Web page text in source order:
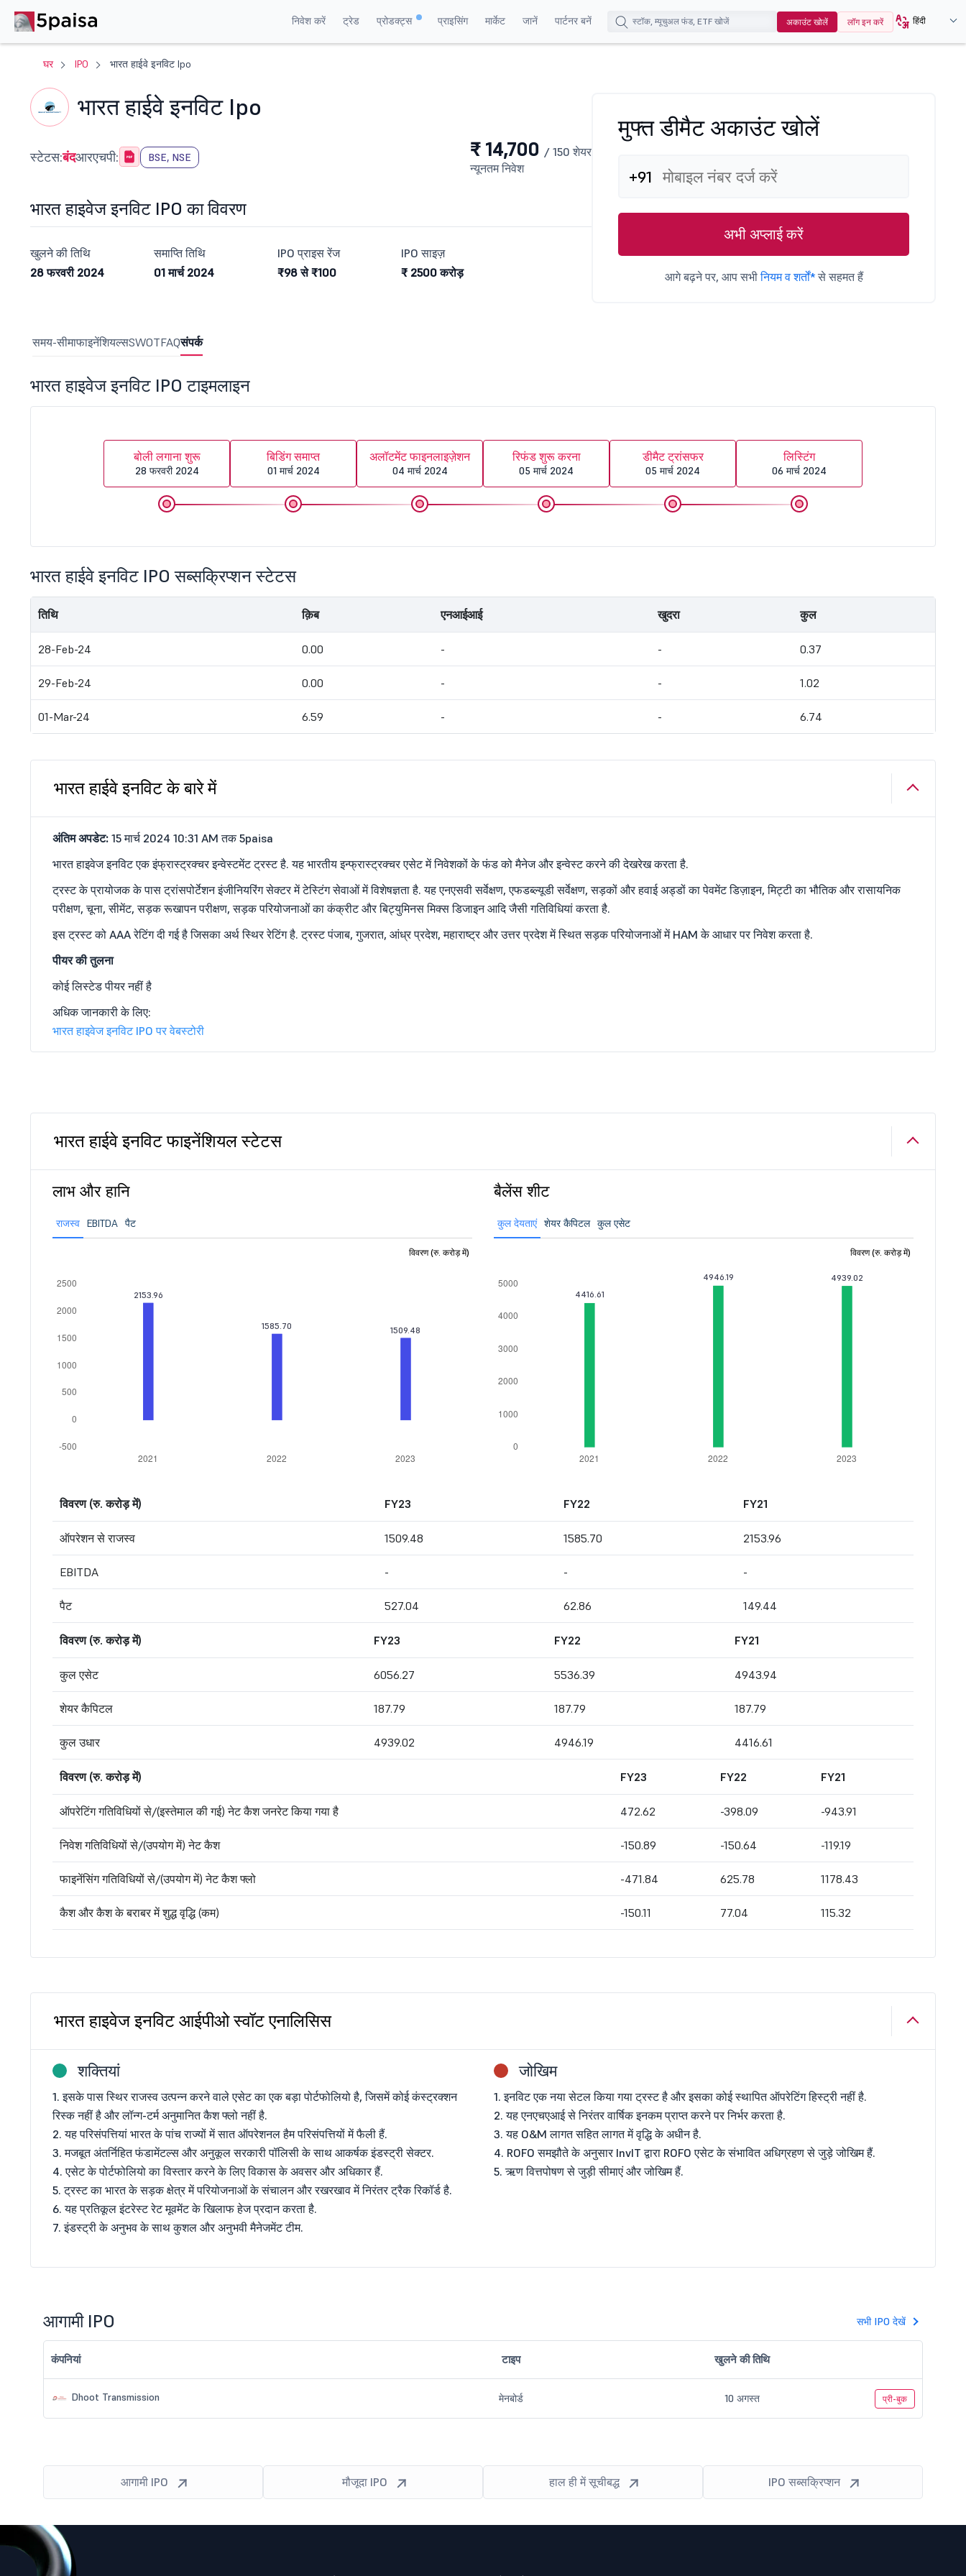
निवेश करें ट्रेड प्रोडक्ट्स प्राइसिंग मार्केट जानें पार्टनर बनें अकाउंट खोलें लॉग इन करें हिंदी
घर IPO भारत हाईवे इनविट Ipo
भारत हाईवे इनविट Ipo
स्टेटस:बंदआरएचपी: BSE, NSE ₹ 14,700 / 150 शेयर
न्यूनतम निवेश
भारत हाइवेज इनविट IPO का विवरण
खुलने की तिथि
28 फरवरी 2024
समाप्ति तिथि
01 मार्च 2024
IPO प्राइस रेंज
₹98 से ₹100
IPO साइज़
₹ 2500 करोड़
मुफ्त डीमैट अकाउंट खोलें
+91
अभी अप्लाई करें
आगे बढ़ने पर, आप सभीनियम व शर्तों*से सहमत हैं
समय-सीमाफाइनेंशियल्सSWOTFAQसंपर्क
भारत हाइवेज इनविट IPO टाइमलाइन
बोली लगाना शुरू
28 फरवरी 2024
बिडिंग समाप्त
01 मार्च 2024
अलॉटमेंट फाइनलाइज़ेशन
04 मार्च 2024
रिफंड शुरू करना
05 मार्च 2024
डीमैट ट्रांसफर
05 मार्च 2024
लिस्टिंग
06 मार्च 2024
भारत हाईवे इनविट IPO सब्सक्रिप्शन स्टेटस
तिथि क़िब एनआईआई खुदरा कुल
28-Feb-24 0.00 - - 0.37
29-Feb-24 0.00 - - 1.02
01-Mar-24 6.59 - - 6.74
भारत हाईवे इनविट के बारे में
अंतिम अपडेट: 15 मार्च 2024 10:31 AM तक 5paisa
भारत हाइवेज इनविट एक इंफ्रास्ट्रक्चर इन्वेस्टमेंट ट्रस्ट है. यह भारतीय इन्फ्रास्ट्रक्चर एसेट में निवेशकों के फंड को मैनेज और इन्वेस्ट करने की देखरेख करता है.
ट्रस्ट के प्रायोजक के पास ट्रांसपोर्टेशन इंजीनियरिंग सेक्टर में टेस्टिंग सेवाओं में विशेषज्ञता है. यह एनएसवी सर्वेक्षण, एफडब्ल्यूडी सर्वेक्षण, सड़कों और हवाई अड्डों का पेवमेंट डिज़ाइन, मिट्टी का भौतिक और रासायनिक
परीक्षण, चूना, सीमेंट, सड़क रूखापन परीक्षण, सड़क परियोजनाओं का कंक्रीट और बिट्युमिनस मिक्स डिजाइन आदि जैसी गतिविधियां करता है.
इस ट्रस्ट को AAA रेटिंग दी गई है जिसका अर्थ स्थिर रेटिंग है. ट्रस्ट पंजाब, गुजरात, आंध्र प्रदेश, महाराष्ट्र और उत्तर प्रदेश में स्थित सड़क परियोजनाओं में HAM के आधार पर निवेश करता है.
पीयर की तुलना
कोई लिस्टेड पीयर नहीं है
अधिक जानकारी के लिए:
भारत हाइवेज इनविट IPO पर वेबस्टोरी
भारत हाईवे इनविट फाइनेंशियल स्टेटस
लाभ और हानि
राजस्व EBITDA पैट
विवरण (रु. करोड़ में)
बैलेंस शीट
कुल देयताएं शेयर कैपिटल कुल एसेट
विवरण (रु. करोड़ में)
विवरण (रु. करोड़ में) FY23 FY22 FY21
ऑपरेशन से राजस्व 1509.48 1585.70 2153.96
EBITDA - - -
पैट 527.04 62.86 149.44
विवरण (रु. करोड़ में) FY23 FY22 FY21
कुल एसेट 6056.27 5536.39 4943.94
शेयर कैपिटल 187.79 187.79 187.79
कुल उधार 4939.02 4946.19 4416.61
विवरण (रु. करोड़ में) FY23 FY22 FY21
ऑपरेटिंग गतिविधियों से/(इस्तेमाल की गई) नेट कैश जनरेट किया गया है 472.62 -398.09 -943.91
निवेश गतिविधियों से/(उपयोग में) नेट कैश -150.89 -150.64 -119.19
फाइनेंसिंग गतिविधियों से/(उपयोग में) नेट कैश फ्लो -471.84 625.78 1178.43
कैश और कैश के बराबर में शुद्ध वृद्धि (कम) -150.11 77.04 115.32
भारत हाइवेज इनविट आईपीओ स्वॉट एनालिसिस
शक्तियां
1. इसके पास स्थिर राजस्व उत्पन्न करने वाले एसेट का एक बड़ा पोर्टफोलियो है, जिसमें कोई कंस्ट्रक्शन
रिस्क नहीं है और लॉन्ग-टर्म अनुमानित कैश फ्लो नहीं है.
2. यह परिसंपत्तियां भारत के पांच राज्यों में सात ऑपरेशनल हैम परिसंपत्तियों में फैली हैं.
3. मजबूत अंतर्निहित फंडामेंटल्स और अनुकूल सरकारी पॉलिसी के साथ आकर्षक इंडस्ट्री सेक्टर.
4. एसेट के पोर्टफोलियो का विस्तार करने के लिए विकास के अवसर और अधिकार हैं.
5. ट्रस्ट का भारत के सड़क क्षेत्र में परियोजनाओं के संचालन और रखरखाव में निरंतर ट्रैक रिकॉर्ड है.
6. यह प्रतिकूल इंटरेस्ट रेट मूवमेंट के खिलाफ हेज प्रदान करता है.
7. इंडस्ट्री के अनुभव के साथ कुशल और अनुभवी मैनेजमेंट टीम.
जोखिम
1. इनविट एक नया सेटल किया गया ट्रस्ट है और इसका कोई स्थापित ऑपरेटिंग हिस्ट्री नहीं है.
2. यह एनएचएआई से निरंतर वार्षिक इनकम प्राप्त करने पर निर्भर करता है.
3. यह O&M लागत सहित लागत में वृद्धि के अधीन है.
4. ROFO समझौते के अनुसार InvIT द्वारा ROFO एसेट के संभावित अधिग्रहण से जुड़े जोखिम हैं.
5. ऋण वित्तपोषण से जुड़ी सीमाएं और जोखिम हैं.
आगामी IPO सभी IPO देखें
कंपनियां टाइप खुलने की तिथि
Dhoot Transmission मेनबोर्ड 10 अगस्त प्री-बुक
आगामी IPO मौजूदा IPO हाल ही में सूचीबद्ध IPO सब्सक्रिप्शन